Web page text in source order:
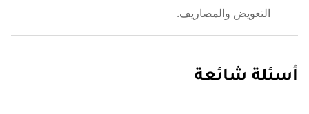
التعويض والمصاريف.
أسئلة شائعة